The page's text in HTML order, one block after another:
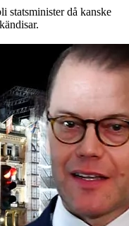
statsminister då kanske